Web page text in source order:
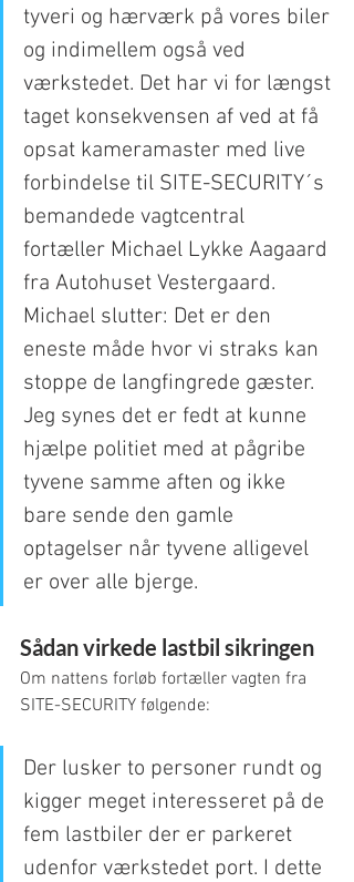
tyveri og hærværk på vores biler
og indimellem også ved
værkstedet. Det har vi for længst
taget konsekvensen af ved at få
opsat kameramaster med live
forbindelse til SITE-SECURITY´s
bemandede vagtcentral
fortæller Michael Lykke Aagaard
fra Autohuset Vestergaard.
Michael slutter: Det er den
eneste måde hvor vi straks kan
stoppe de langfingrede gæster.
Jeg synes det er fedt at kunne
hjælpe politiet med at pågribe
tyvene samme aften og ikke
bare sende den gamle
optagelser når tyvene alligevel
er over alle bjerge.
Sådan virkede lastbil sikringen
Om nattens forløb fortæller vagten fra
SITE-SECURITY følgende:
Der lusker to personer rundt og
kigger meget interesseret på de
fem lastbiler der er parkeret
udenfor værkstedet port. I dette